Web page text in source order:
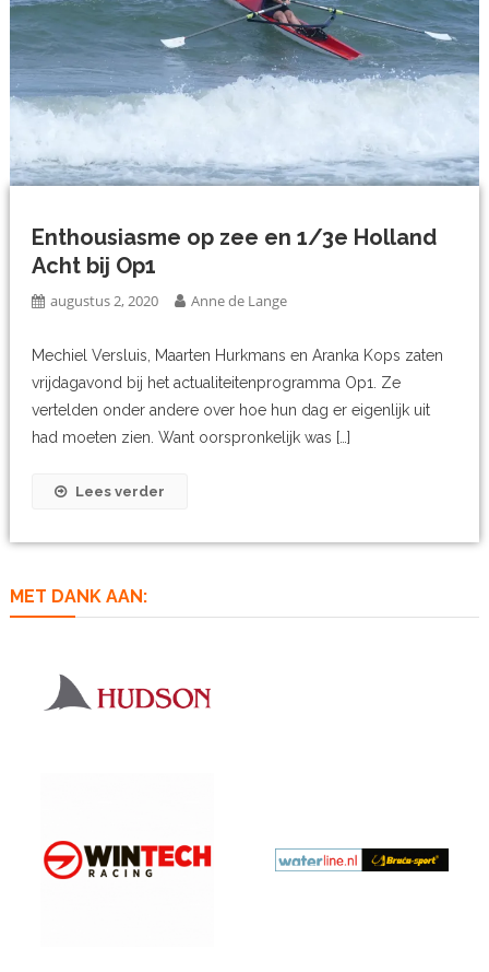
Enthousiasme op zee en 1/3e Holland
Acht bij Op1
augustus 2, 2020 Anne de Lange
Mechiel Versluis, Maarten Hurkmans en Aranka Kops zaten
vrijdagavond bij het actualiteitenprogramma Op1. Ze
vertelden onder andere over hoe hun dag er eigenlijk uit
had moeten zien. Want oorspronkelijk was […]
Lees verder
MET DANK AAN: